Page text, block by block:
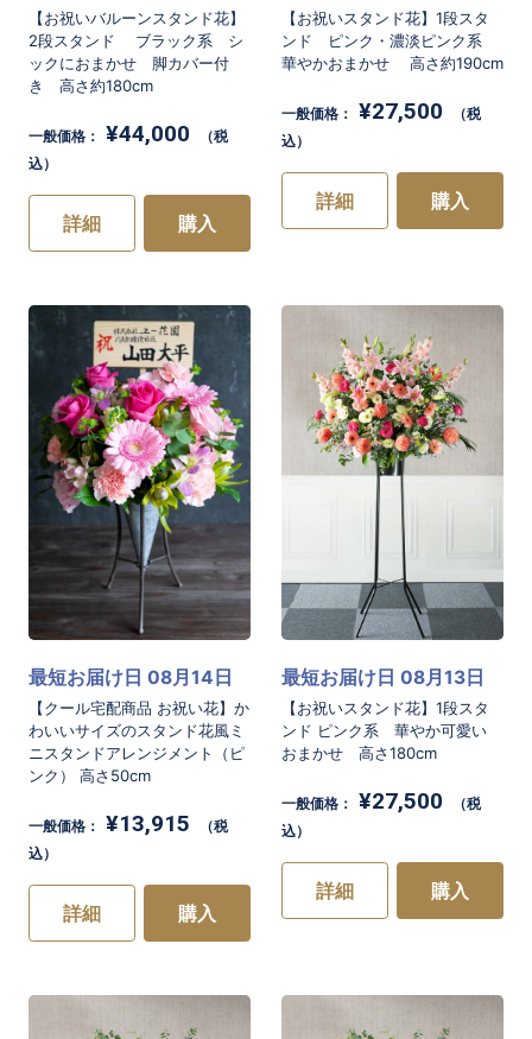
【お祝いバルーンスタンド花】
2段スタンド ブラック系 シ
ックにおまかせ 脚カバー付
き 高さ約180cm
一般価格： ¥44,000
（税
込）
詳細 購入
【お祝いスタンド花】1段スタ
ンド ピンク・濃淡ピンク系
華やかおまかせ 高さ約190cm
一般価格： ¥27,500
（税
込）
詳細 購入
【クール宅配商品 お祝い花】か
わいいサイズのスタンド花風ミ
ニスタンドアレンジメント（ピ
ンク） 高さ50cm
最短お届け日 08月14日
一般価格： ¥13,915
（税
込）
詳細 購入
【お祝いスタンド花】1段スタ
ンド ピンク系 華やか可愛い
おまかせ 高さ180cm
最短お届け日 08月13日
一般価格： ¥27,500
（税
込）
詳細 購入